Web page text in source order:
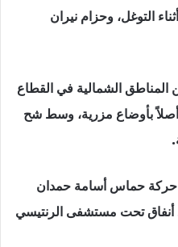
التوغل، وحزام نيران
من المناطق الشمالية في القطاع
بأوضاع مزرية، وسط شح
حركة حماس أسامة حمدان
أنفاق تحت مستشفى الرنتيسي